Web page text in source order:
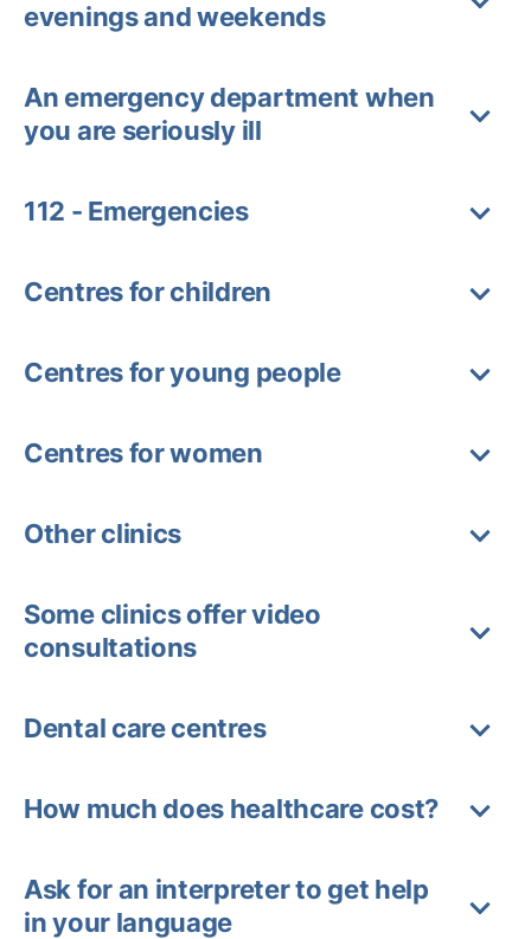
evenings and weekends
An emergency department when
you are seriously ill
112 - Emergencies
Centres for children
Centres for young people
Centres for women
Other clinics
Some clinics offer video
consultations
Dental care centres
How much does healthcare cost?
Ask for an interpreter to get help
in your language